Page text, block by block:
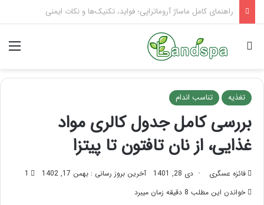
تاثیر ماساژ بر افسردگی؛ با ماساژ درمانی افسردگی را درمان کنید!
جستجو برای
تغذیه تناسب اندام
بررسی کامل جدول کالری مواد
غذایی، از نان تافتون تا پیتزا
فائزه عسگری دی 28, 1401 آخرین بروز رسانی : بهمن 17, 1402
1
خواندن این مطلب 8 دقیقه زمان میبرد